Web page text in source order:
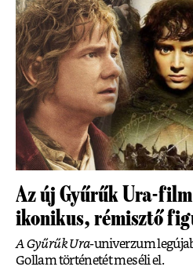
Az új Gyűrűk Ura-
ikonikus, rémisztő
A Gyűrűk Ura-univerzum
Gollam történetét meséli el.